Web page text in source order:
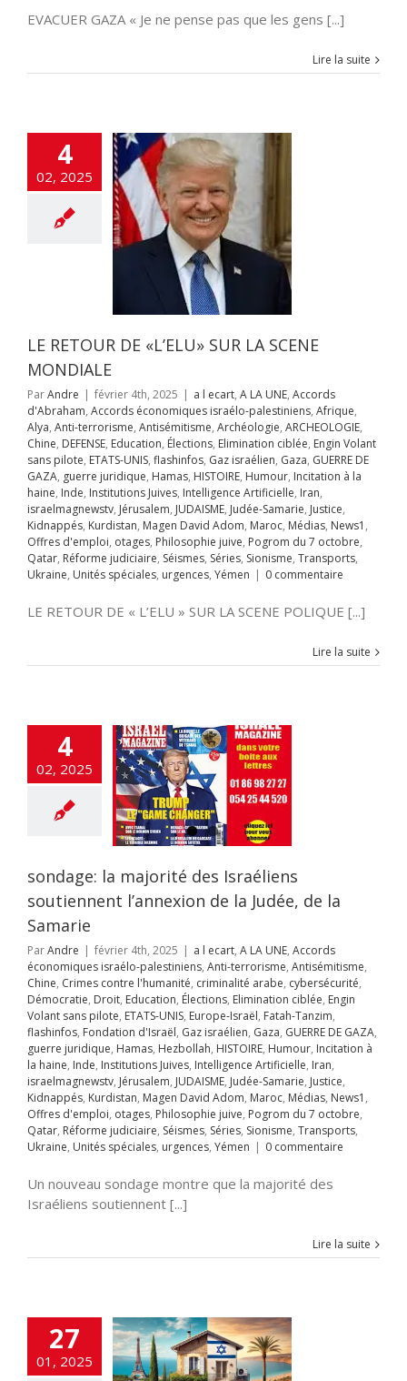
EVACUER GAZA « Je ne pense pas que les gens [...]
Lire la suite
4
02, 2025
LA UNE Accords
Chine
Education
Elimination
Volant sans
Gaz israélien
DE GAZA
JUDAISME
Justice
Kurdistan
Adom Maroc
News1 Offres
otages
juive Pogrom
Qatar
judiciaire
Séries Sionisme
Ukraine Unités
urgences Yémen
LE RETOUR DE «L’ELU» SUR LA SCENE
MONDIALE
ParAndre | février 4th, 2025 | a l ecart, A LA UNE, Accords
d'Abraham, Accords économiques israélo-palestiniens, Afrique,
Alya, Anti-terrorisme, Antisémitisme, Archéologie, ARCHEOLOGIE,
Chine, DEFENSE, Education, Élections, Elimination ciblée, Engin Volant
sans pilote, ETATS-UNIS, flashinfos, Gaz israélien, Gaza, GUERRE DE
GAZA, guerre juridique, Hamas, HISTOIRE, Humour, Incitation à la
haine, Inde, Institutions Juives, Intelligence Artificielle, Iran,
israelmagnewstv, Jérusalem, JUDAISME, Judée-Samarie, Justice,
Kidnappés, Kurdistan, Magen David Adom, Maroc, Médias, News1 ,
Offres d'emploi, otages, Philosophie juive, Pogrom du 7 octobre,
Qatar, Réforme judiciaire, Séismes, Séries, Sionisme, Transports,
Ukraine, Unités spéciales, urgences, Yémen | 0 commentaire
LE RETOUR DE « L’ELU » SUR LA SCENE POLIQUE [...]
Lire la suite
4
02, 2025
la majorité
Israéliens
de la Judée,
Samarie
LA UNE
Accords
Anti-
criminalité
ciblée Engin
ETATS-
Fatah-
flashinfos
GUERRE DE
juridique
à la haine Inde
Juives
Artificielle Iran
Justice
Kurdistan
Adom Maroc
News1 Offres
otages
juive Pogrom
Qatar
judiciaire
Séries Sionisme
Ukraine Unités
urgences Yémen
sondage: la majorité des Israéliens
soutiennent l’annexion de la Judée, de la
Samarie
ParAndre | février 4th, 2025 | a l ecart, A LA UNE, Accords
économiques israélo-palestiniens, Anti-terrorisme, Antisémitisme,
Chine, Crimes contre l'humanité, criminalité arabe, cybersécurité,
Démocratie, Droit, Education, Élections, Elimination ciblée, Engin
Volant sans pilote, ETATS-UNIS, Europe-Israël, Fatah-Tanzim,
flashinfos, Fondation d'Israël, Gaz israélien, Gaza, GUERRE DE GAZA,
guerre juridique, Hamas, Hezbollah, HISTOIRE, Humour, Incitation à
la haine, Inde, Institutions Juives, Intelligence Artificielle, Iran,
israelmagnewstv, Jérusalem, JUDAISME, Judée-Samarie, Justice,
Kidnappés, Kurdistan, Magen David Adom, Maroc, Médias, News1 ,
Offres d'emploi, otages, Philosophie juive, Pogrom du 7 octobre,
Qatar, Réforme judiciaire, Séismes, Séries, Sionisme, Transports,
Ukraine, Unités spéciales, urgences, Yémen | 0 commentaire
Un nouveau sondage montre que la majorité des
Israéliens soutiennent [...]
Lire la suite
27
01, 2025
de mariage et
Alya
Chine Clima-
Incitation à la
Institutions
Intelligence